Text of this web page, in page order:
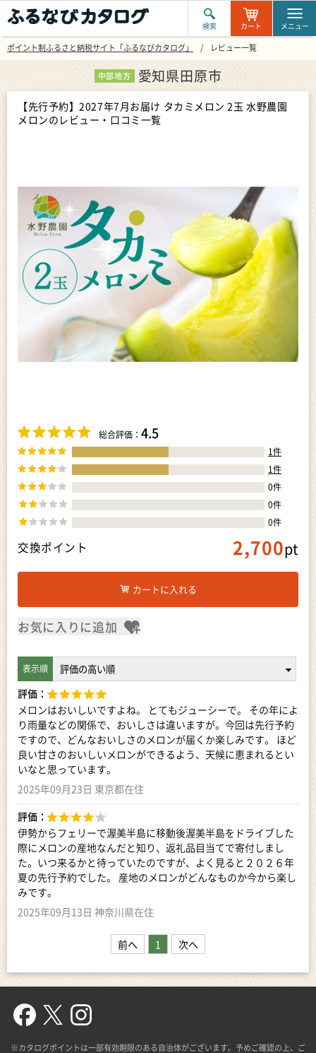
検索 カート メニュー
ポイント制ふるさと納税サイト「ふるなびカタログ」 レビュー一覧
中部地方 愛知県田原市
【先行予約】2027年7月お届け タカミメロン 2玉 水野農園
メロンのレビュー・口コミ一覧
総合評価： 4.5
1件
1件
0件
0件
0件
交換ポイント 2,700pt
お気に入りに追加
カートに入れる
評価：
メロンはおいしいですよね。 とてもジューシーで。 その年によ
り雨量などの関係で、おいしさは違いますが。今回は先行予約
ですので、どんなおいしさのメロンが届くか楽しみです。 ほど
良い甘さのおいしいメロンができるよう、天候に恵まれるとい
いなと思っています。
2025年09月23日 東京都在住
評価：
伊勢からフェリーで渥美半島に移動後渥美半島をドライブした
際にメロンの産地なんだと知り、返礼品目当てで寄付しまし
た。いつ来るかと待っていたのですが、よく見ると２０２６年
夏の先行予約でした。 産地のメロンがどんなものか今から楽し
みです。
2025年09月13日 神奈川県在住
前へ 1 次へ
※カタログポイントは一部有効期限のある自治体がございます。予めご確認の上、ご